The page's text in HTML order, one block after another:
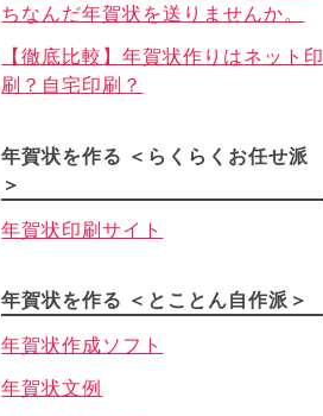
ちなんだ年賀状を送りませんか。
【徹底比較】年賀状作りはネット印
刷？自宅印刷？
年賀状を作る ＜らくらくお任せ派
＞
年賀状印刷サイト
年賀状を作る ＜とことん自作派＞
年賀状作成ソフト
年賀状文例